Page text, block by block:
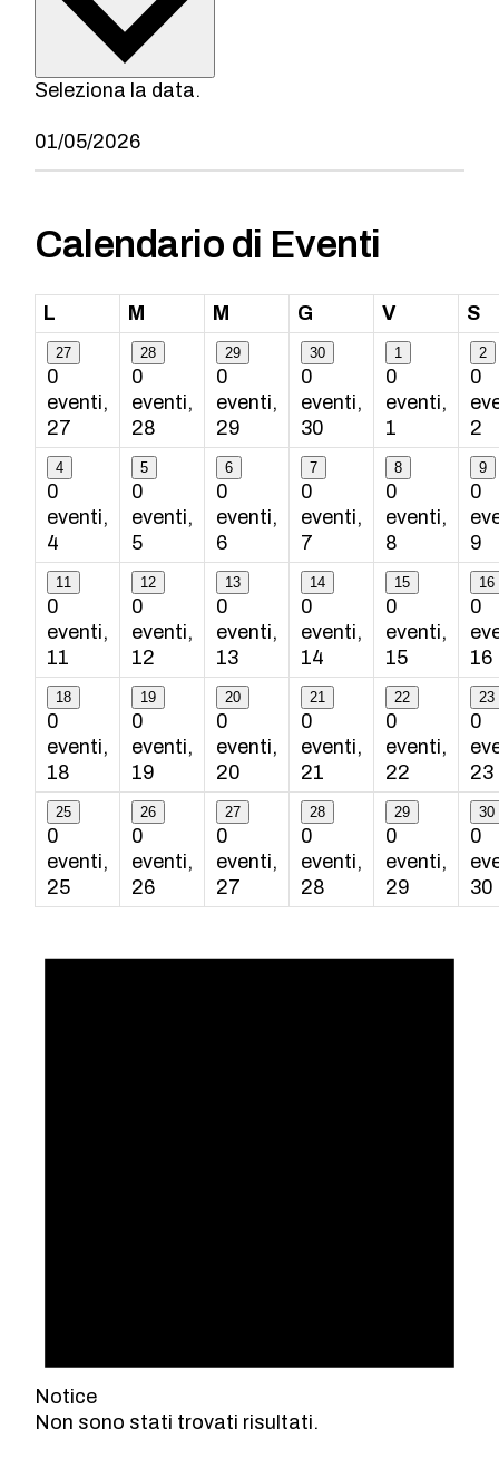
Seleziona la data.
Calendario di Eventi
L M martedìM mercoledì
G giovedìVvenerdìS
27
0
eventi,
27
28
0
eventi,
28
29
0
eventi,
29
30
0
eventi,
30
1
0
eventi,
1
2
0
2
4
0
eventi,
4
5
0
eventi,
5
6
0
eventi,
6
7
0
eventi,
7
8
0
eventi,
8
9
0
9
11
0
eventi,
11
12
0
eventi,
12
13
0
eventi,
13
14
0
eventi,
14
15
0
eventi,
15
16
0
16
18
0
eventi,
18
19
0
eventi,
19
20
0
eventi,
20
21
0
eventi,
21
22
0
eventi,
22
23
0
23
25
0
eventi,
25
26
0
eventi,
26
27
0
eventi,
27
28
0
eventi,
28
29
0
eventi,
29
30
0
30
Notice
Non sono stati trovati risultati.